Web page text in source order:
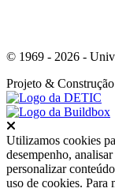
© 1969 - 2026 -
Projeto & Construção
Utilizamos cookies
desempenho,
personalizar
uso de cookies. Para